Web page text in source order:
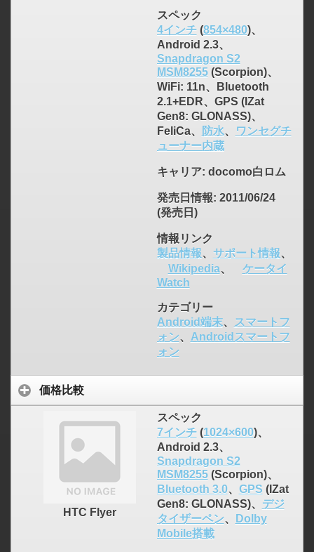
スペック
4インチ(854×480)、
Android 2.3、
Snapdragon S2
MSM8255(Scorpion)、
WiFi: 11n、Bluetooth
2.1+EDR、GPS (IZat
Gen8: GLONASS)、
FeliCa、
防水、
ワンセグチ
ューナー内蔵
キャリア: docomo白ロム
発売日情報: 2011/06/24
(発売日)
情報リンク
製品情報、 サポート情報、
Wikipedia、
ケータイ
Watch
カテゴリー
Android端末、
スマートフ
ォン、 Androidスマートフ
ォン
価格比較
HTC Flyer
スペック
7インチ(1024×600)、
Android 2.3、
Snapdragon S2
MSM8255(Scorpion)、
Bluetooth 3.0、 GPS (IZat
Gen8: GLONASS)、 デジ
タイザーペン、
Dolby
Mobile搭載